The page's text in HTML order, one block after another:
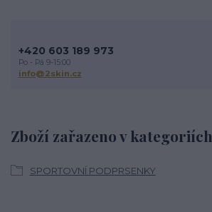
Zboží zařazeno v kategoriích
SPORTOVNÍ PODPRSENKY
+420 603 189 973
Po - Pá 9-15:00
info@2skin.cz